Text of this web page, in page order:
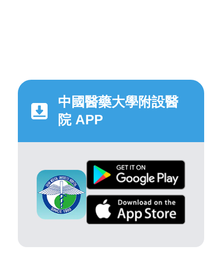
中國醫藥大學附設醫
院 APP